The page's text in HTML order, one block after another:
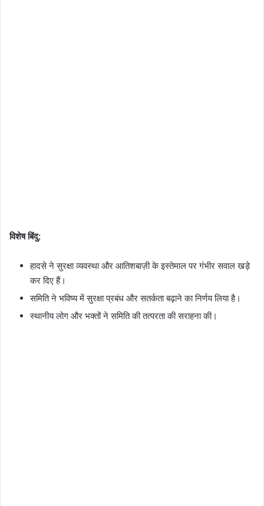
विशेष बिंदु:
हादसे ने सुरक्षा व्यवस्था और आतिशबाज़ी के इस्तेमाल पर गंभीर सवाल खड़े
कर दिए हैं।
समिति ने भविष्य में सुरक्षा प्रबंध और सतर्कता बढ़ाने का निर्णय लिया है।
स्थानीय लोग और भक्तों ने समिति की तत्परता की सराहना की।